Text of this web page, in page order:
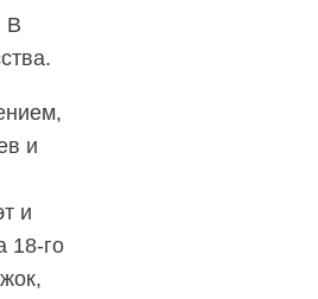
В
и
и
18-го